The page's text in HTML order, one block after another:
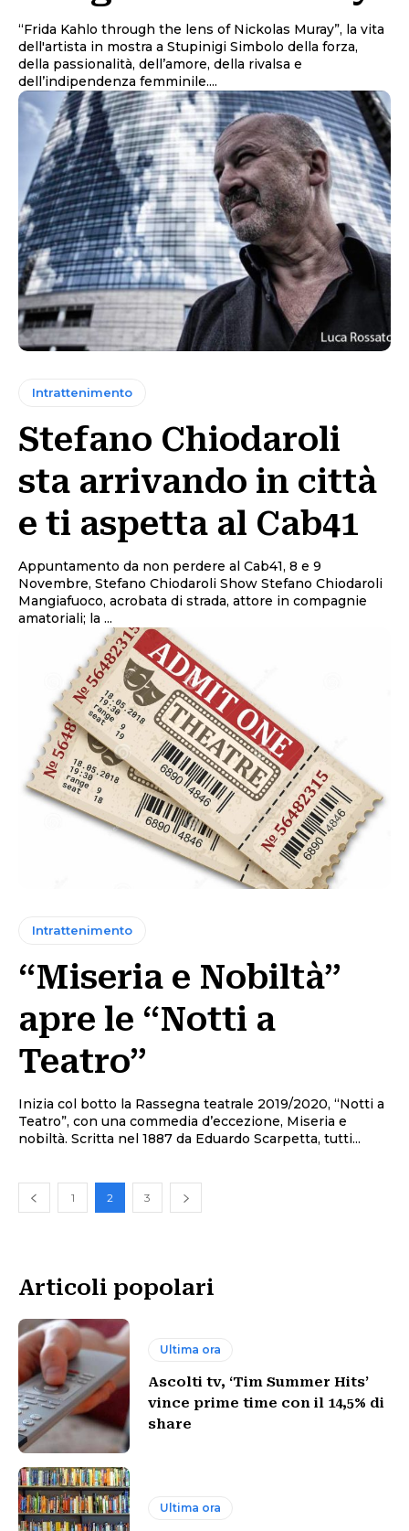
“Frida Kahlo through the lens of Nickolas Muray”, la vita
dell'artista in mostra a Stupinigi Simbolo della forza,
della passionalità, dell’amore, della rivalsa e
dell’indipendenza femminile....
Intrattenimento
Stefano Chiodaroli
sta arrivando in città
e ti aspetta al Cab41
Appuntamento da non perdere al Cab41, 8 e 9
Novembre, Stefano Chiodaroli Show Stefano Chiodaroli
Mangiafuoco, acrobata di strada, attore in compagnie
amatoriali; la ...
Intrattenimento
“Miseria e Nobiltà”
apre le “Notti a
Teatro”
Inizia col botto la Rassegna teatrale 2019/2020, “Notti a
Teatro”, con una commedia d’eccezione, Miseria e
nobiltà. Scritta nel 1887 da Eduardo Scarpetta, tutti...
1 2 3
Articoli popolari
Ultima ora
Ascolti tv, ‘Tim Summer Hits’
vince prime time con il 14,5% di
share
Ultima ora